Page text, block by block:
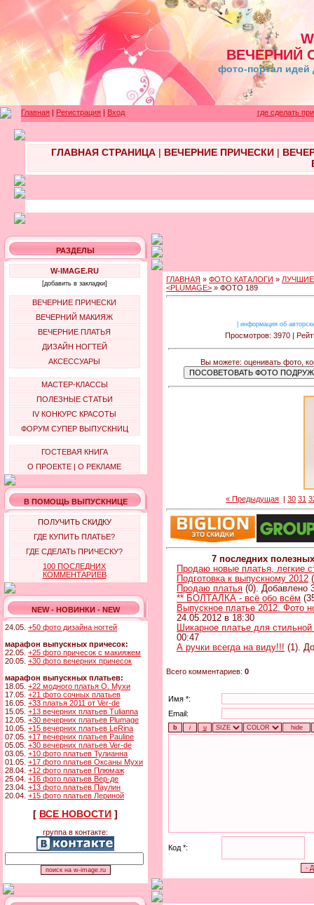
ВЕЧЕРНИЙ
фото-портал идей
Главная | Регистрация | Вход где сделать
ГЛАВНАЯ СТРАНИЦА| ВЕЧЕРНИЕ ПРИЧЕСКИ|
РАЗДЕЛЫ
W-IMAGE.RU
[добавить в закладки]
ВЕЧЕРНИЕ ПРИЧЕСКИ
ВЕЧЕРНИЙ МАКИЯЖ
ВЕЧЕРНИЕ ПЛАТЬЯ
ДИЗАЙН НОГТЕЙ
АКСЕССУАРЫ
МАСТЕР-КЛАССЫ
ПОЛЕЗНЫЕ СТАТЬИ
IV КОНКУРС КРАСОТЫ
ФОРУМ СУПЕР ВЫПУСКНИЦ
ГОСТЕВАЯ КНИГА
О ПРОЕКТЕ | О РЕКЛАМЕ
В ПОМОЩЬ ВЫПУСКНИЦЕ
ПОЛУЧИТЬ СКИДКУ
ГДЕ КУПИТЬ ПЛАТЬЕ?
ГДЕ СДЕЛАТЬ ПРИЧЕСКУ?
100 ПОСЛЕДНИХ
КОММЕНТАРИЕВ
NEW - НОВИНКИ - NEW
24.05. +50 фото дизайна ногтей
марафон выпускных причесок:
22.05. +25 фото причесок с макияжем
20.05. +30 фото вечерних причесок
марафон выпускных платьев:
18.05. +22 модного платья О. Мухи
17.05. +21 фото сочных платьев
16.05. +33 платья 2011 от Ver-de
15.05. +13 вечерних платьев Tulianna
12.05. +30 вечерних платьев Plumage
10.05. +15 вечерних платьев LeRina
07.05. +17 вечерних платьев Pauline
05.05. +30 вечерних платьев Ver-de
03.05. +10 фото платьев Тулианна
01.05. +17 фото платьев Оксаны Мухи
28.04. +12 фото платьев Плюмаж
25.04. +16 фото платьев Вер-де
23.04. +13 фото платьев Паулин
20.04. +15 фото платьев Лериной
[ ВСЕ НОВОСТИ ]
группа в контакте:
ГЛАВНАЯ » ФОТО КАТАЛОГИ »
<PLUMAGE> » ФОТО 189
информация об
Просмотров: 3970 |
Вы можете: оценивать фото,
« Предыдущая | 30 31
7 последних
Продаю новые платья, легкие
Подготовка к выпускному 2012
Продаю платья (0). Добавлено
** БОЛТАЛКА - всё обо всём
Выпускное платье 2012. Фото
24.05.2012 в 18:30
Шикарное платье для
00:47
А ручки всегда на виду!!! (1).
Всего комментариев: 0
Имя *:
Email:
Код *: